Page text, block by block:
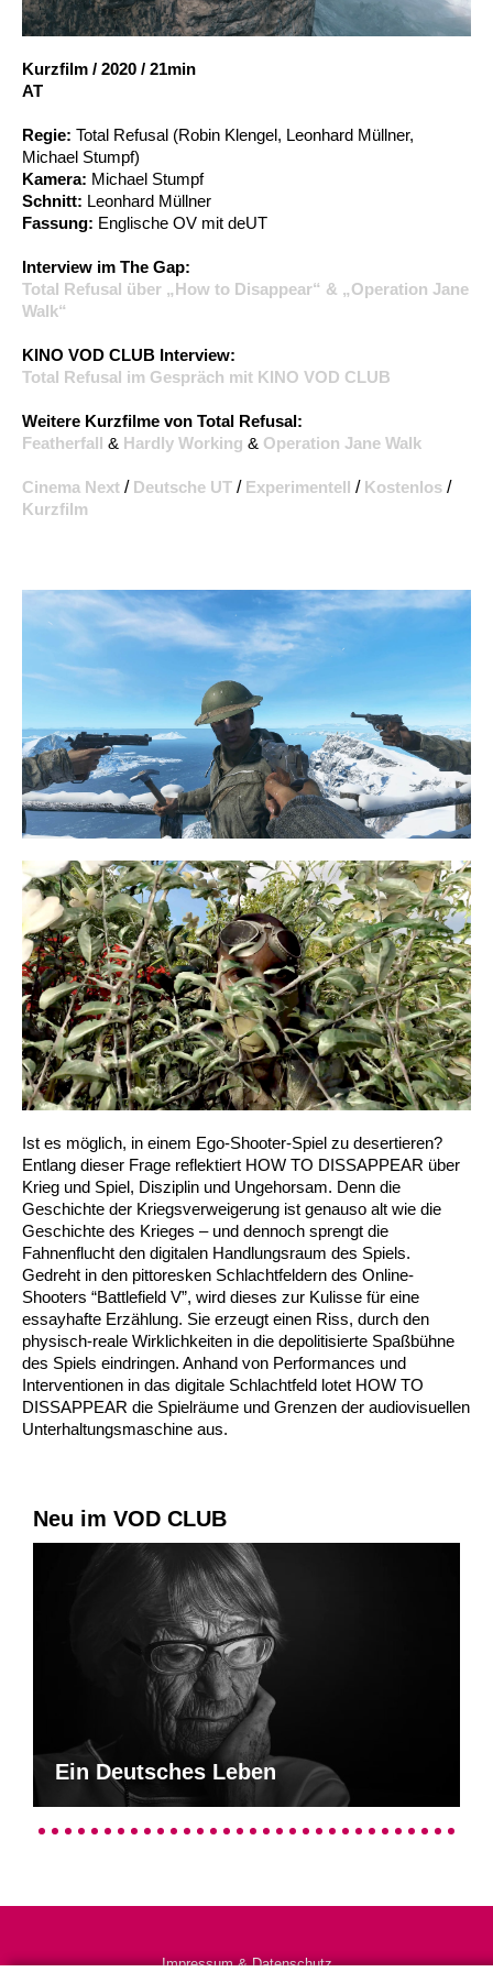
Account
Kurzfilm / 2020 / 21min
AT
Regie: Total Refusal (Robin Klengel, Leonhard Müllner,
Michael Stumpf)
Kamera: Michael Stumpf
Schnitt: Leonhard Müllner
Fassung: Englische OV mit deUT
Interview im The Gap:
Total Refusal über „How to Disappear“ & „Operation Jane
Walk“
KINO VOD CLUB Interview:
Total Refusal im Gespräch mit KINO VOD CLUB
Weitere Kurzfilme von Total Refusal:
Featherfall & Hardly Working & Operation Jane Walk
Cinema Next / Deutsche UT / Experimentell / Kostenlos /
Kurzfilm
Ist es möglich, in einem Ego-Shooter-Spiel zu desertieren?
Entlang dieser Frage reflektiert HOW TO DISSAPPEAR über
Krieg und Spiel, Disziplin und Ungehorsam. Denn die
Geschichte der Kriegsverweigerung ist genauso alt wie die
Geschichte des Krieges – und dennoch sprengt die
Fahnenflucht den digitalen Handlungsraum des Spiels.
Gedreht in den pittoresken Schlachtfeldern des Online-
Shooters “Battlefield V”, wird dieses zur Kulisse für eine
essayhafte Erzählung. Sie erzeugt einen Riss, durch den
physisch-reale Wirklichkeiten in die depolitisierte Spaßbühne
des Spiels eindringen. Anhand von Performances und
Interventionen in das digitale Schlachtfeld lotet HOW TO
DISSAPPEAR die Spielräume und Grenzen der audiovisuellen
Unterhaltungsmaschine aus.
Neu im VOD CLUB
Ein Deutsches Leben
Impressum & Datenschutz